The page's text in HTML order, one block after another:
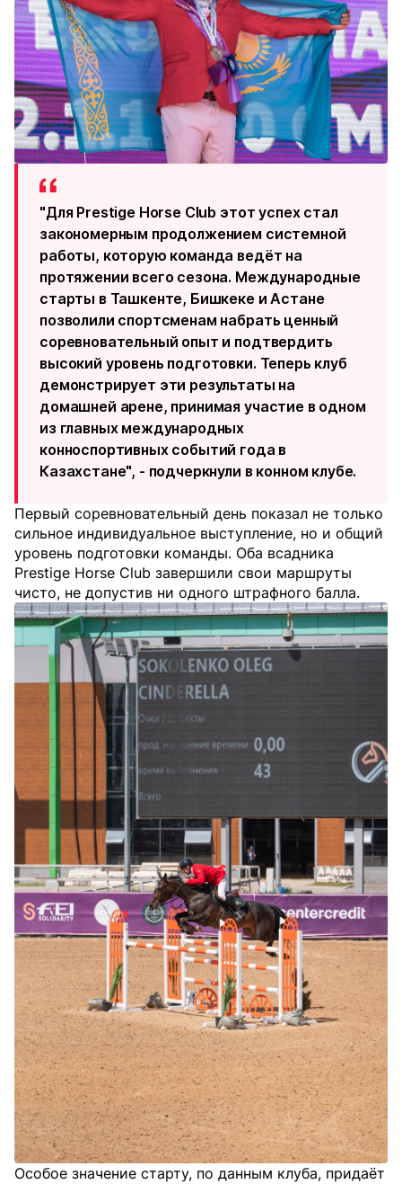
"Для Prestige Horse Club этот успех стал
закономерным продолжением системной
работы, которую команда ведёт на
протяжении всего сезона. Международные
старты в Ташкенте, Бишкеке и Астане
позволили спортсменам набрать ценный
соревновательный опыт и подтвердить
высокий уровень подготовки. Теперь клуб
демонстрирует эти результаты на
домашней арене, принимая участие в одном
из главных международных
конноспортивных событий года в
Казахстане", - подчеркнули в конном клубе.
Первый соревновательный день показал не только
сильное индивидуальное выступление, но и общий
уровень подготовки команды. Оба всадника
Prestige Horse Club завершили свои маршруты
чисто, не допустив ни одного штрафного балла.
Особое значение старту, по данным клуба, придаёт